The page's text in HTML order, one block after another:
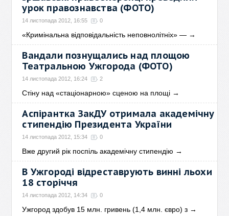
урок правознавства (ФОТО)
14 листопада 2012, 16:55 0
«Кримінальна відповідальність неповнолітніх» — →
Вандали познущались над площою
Театральною Ужгорода (ФОТО)
14 листопада 2012, 16:24 2
Стіну над «стаціонарною» сценою на площі →
Аспірантка ЗакДУ отримала академічну
стипендію Президента України
14 листопада 2012, 15:34 0
Вже другий рік поспіль академічну стипендію →
В Ужгороді відреставрують винні льохи
18 сторіччя
14 листопада 2012, 14:34 0
Ужгород здобув 15 млн. гривень (1,4 млн. євро) з →